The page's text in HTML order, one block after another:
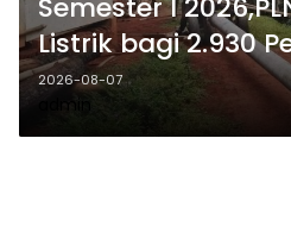
Semester I
Listrik bagi 2.930
Lokasi se-Jawa
2026-08-07